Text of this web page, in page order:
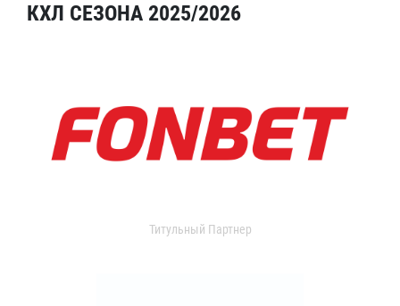
КХЛ СЕЗОНА 2025/2026
Титульный Партнер